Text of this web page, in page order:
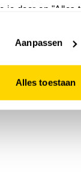
je door op "Alles
functioneert.
Aanpassen
Alles toestaan